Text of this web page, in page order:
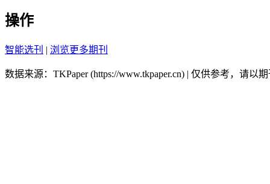
操作
智能选刊 | 浏览更多期刊
数据来源：TKPaper (https://www.tkpaper.cn) | 仅供参考，请以